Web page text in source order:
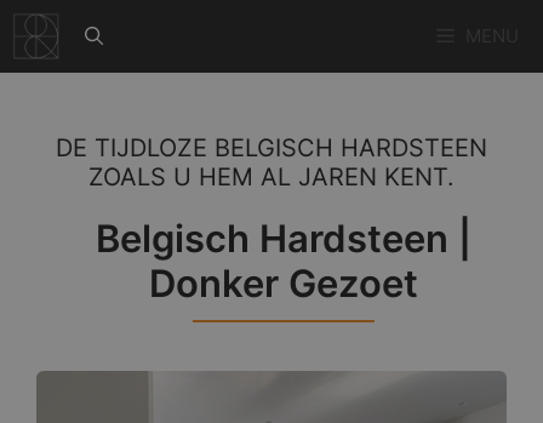
naar
de
DE TIJDLOZE BELGISCH HARDSTEEN
ZOALS U HEM AL JAREN KENT.
Belgisch Hardsteen |
Donker Gezoet